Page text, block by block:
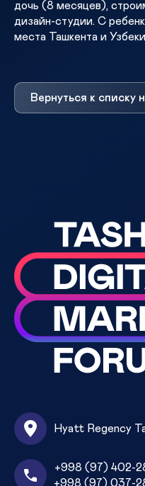
дочь (8 месяцев),
дизайн-студии. С
места Ташкента и
Вернуться к списку
Hyatt Regency
+998 (97) 402-
+998 (97) 037-